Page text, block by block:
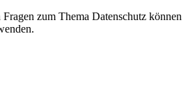
zum Thema Datenschutz können